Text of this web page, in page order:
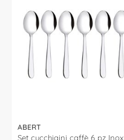
ABERT
Set cucchiaini caffè 6 pz Inox